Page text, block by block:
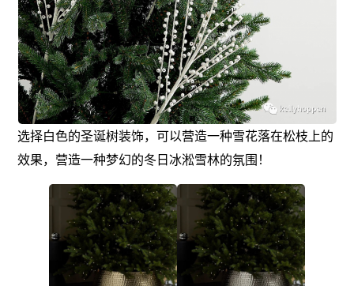
选择白色的圣诞树装饰，可以营造一种雪花落在松枝上的
效果，营造一种梦幻的冬日冰淞雪林的氛围！